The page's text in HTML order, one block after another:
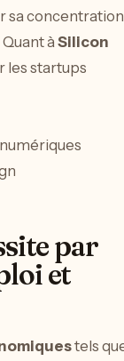
sa concentration
à Silicon
les startups
par
et
tels